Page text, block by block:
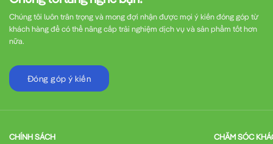
Chúng tôi luôn trân trọng và mong đợi nhận được mọi ý kiến đóng góp từ
khách hàng để có thể nâng cấp trải nghiệm dịch vụ và sản phẩm tốt hơn
nữa.
Đóng góp ý kiến
CHÍNH SÁCH CHĂM SÓC